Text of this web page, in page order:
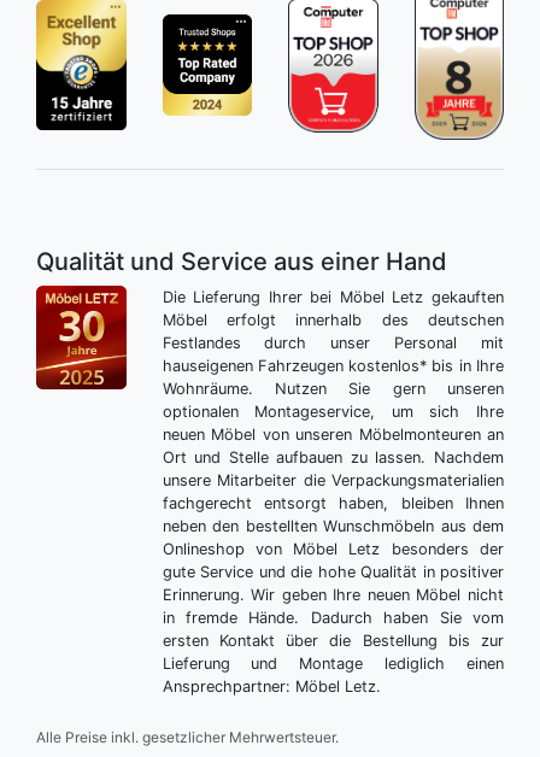
Qualität und Service aus einer Hand
Die Lieferung Ihrer bei Möbel Letz gekauften
Möbel erfolgt innerhalb des deutschen
Festlandes durch unser Personal mit
hauseigenen Fahrzeugen kostenlos* bis in Ihre
Wohnräume. Nutzen Sie gern unseren
optionalen Montageservice, um sich Ihre
neuen Möbel von unseren Möbelmonteuren an
Ort und Stelle aufbauen zu lassen. Nachdem
unsere Mitarbeiter die Verpackungsmaterialien
fachgerecht entsorgt haben, bleiben Ihnen
neben den bestellten Wunschmöbeln aus dem
Onlineshop von Möbel Letz besonders der
gute Service und die hohe Qualität in positiver
Erinnerung. Wir geben Ihre neuen Möbel nicht
in fremde Hände. Dadurch haben Sie vom
ersten Kontakt über die Bestellung bis zur
Lieferung und Montage lediglich einen
Ansprechpartner: Möbel Letz.
Alle Preise inkl. gesetzlicher Mehrwertsteuer.